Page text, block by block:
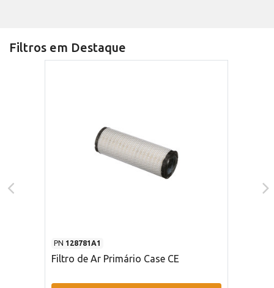
Filtros em Destaque
PN 128781A1
Filtro de Ar Primário Case CE